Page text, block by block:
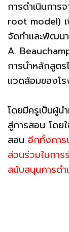
การดำเนินการ
root model) เ
จัดทำและพัฒน
A.
การนำหลักสูต
แวดล้อมของโร
โดยมีครูเป็นผู้
สู่การสอน โดย
สอน อีกทั้งการ
ส่วนร่วมในกา
สนับสนุนการดำ